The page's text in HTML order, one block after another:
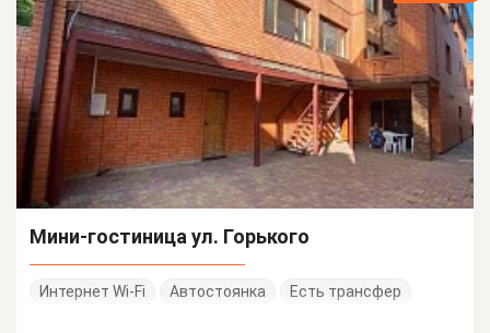
Мини-гостиница ул. Горького
Интернет Wi-Fi Автостоянка Есть трансфер